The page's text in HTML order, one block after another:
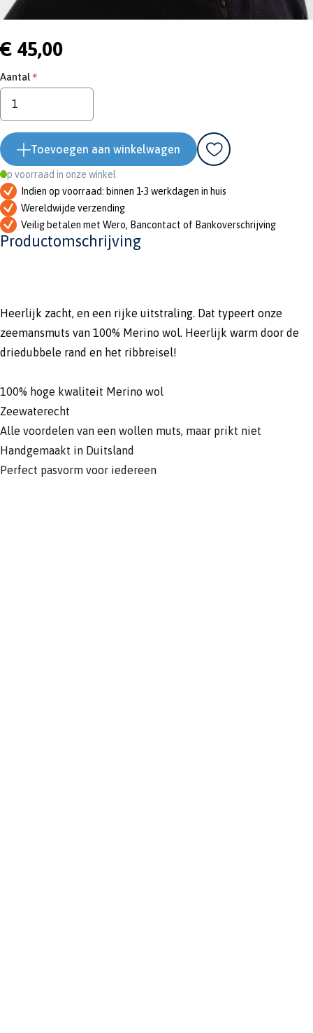
€ 45,00
Aantal
Toevoegen aan winkelwagen
Op voorraad in onze winkel
Indien op voorraad: binnen 1-3 werkdagen in huis
Wereldwijde verzending
Veilig betalen met Wero, Bancontact of Bankoverschrijving
Productomschrijving
Heerlijk zacht, en een rijke uitstraling. Dat typeert onze
zeemansmuts van 100% Merino wol. Heerlijk warm door de
driedubbele rand en het ribbreisel!
100% hoge kwaliteit Merino wol
Zeewaterecht
Alle voordelen van een wollen muts, maar prikt niet
Handgemaakt in Duitsland
Perfect pasvorm voor iedereen